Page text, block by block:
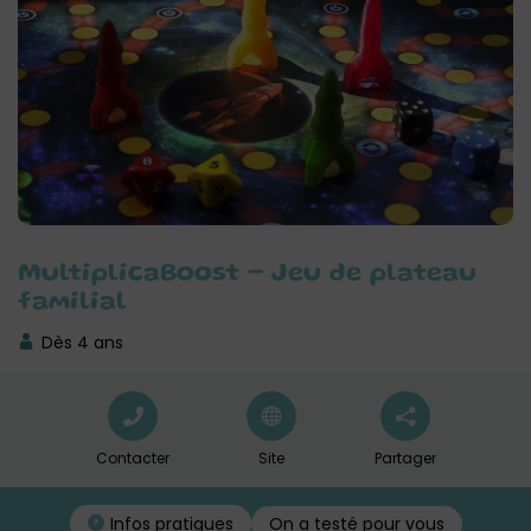
MultiplicaBoost – Jeu de plateau
familial
Dès 4 ans
Contacter Site Partager
Infos pratiques On a testé pour vous